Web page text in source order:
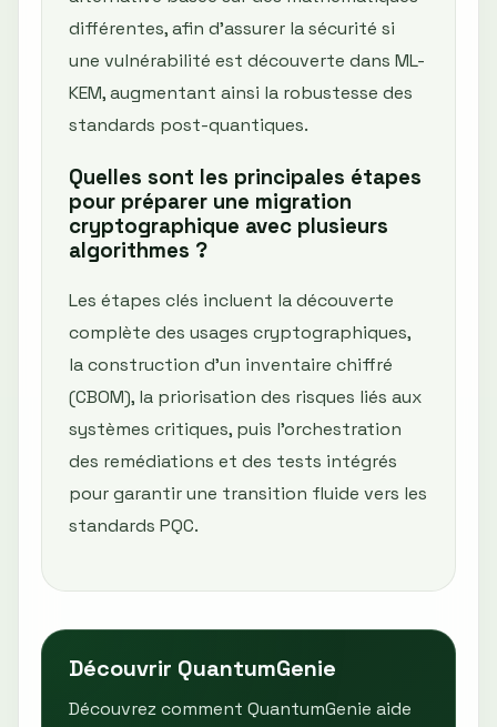
différentes, afin d’assurer la sécurité si
une vulnérabilité est découverte dans ML-
KEM, augmentant ainsi la robustesse des
standards post-quantiques.
Quelles sont les principales étapes
pour préparer une migration
cryptographique avec plusieurs
algorithmes ?
Les étapes clés incluent la découverte
complète des usages cryptographiques,
la construction d’un inventaire chiffré
(CBOM), la priorisation des risques liés aux
systèmes critiques, puis l’orchestration
des remédiations et des tests intégrés
pour garantir une transition fluide vers les
standards PQC.
Découvrir QuantumGenie
Découvrez comment QuantumGenie aide